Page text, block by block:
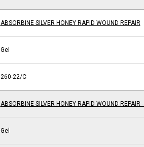
ABSORBINE SILVER HONEY RAPID WOUND REPAIR
Gel
260-22/C
ABSORBINE SILVER HONEY RAPID WOUND REPAIR
Gel